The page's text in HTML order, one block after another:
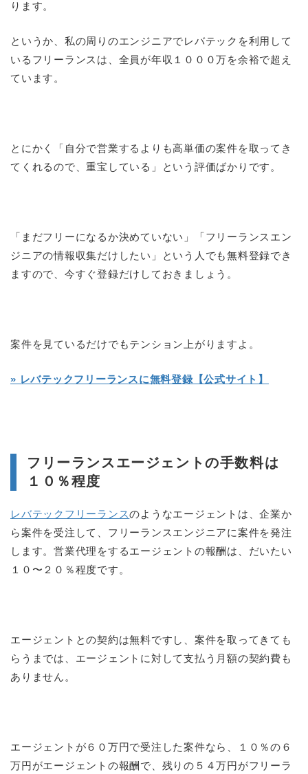
ります。
というか、私の周りのエンジニアでレバテックを利用して
いるフリーランスは、全員が年収１０００万を余裕で超え
ています。
とにかく「自分で営業するよりも高単価の案件を取ってき
てくれるので、重宝している」という評価ばかりです。
「まだフリーになるか決めていない」「フリーランスエン
ジニアの情報収集だけしたい」という人でも無料登録でき
ますので、今すぐ登録だけしておきましょう。
案件を見ているだけでもテンション上がりますよ。
» レバテックフリーランスに無料登録【公式サイト】
フリーランスエージェントの手数料は
１０％程度
レバテックフリーランスのようなエージェントは、企業か
ら案件を受注して、フリーランスエンジニアに案件を発注
します。営業代理をするエージェントの報酬は、だいたい
１０〜２０％程度です。
エージェントとの契約は無料ですし、案件を取ってきても
らうまでは、エージェントに対して支払う月額の契約費も
ありません。
エージェントが６０万円で受注した案件なら、１０％の６
万円がエージェントの報酬で、残りの５４万円がフリーラ